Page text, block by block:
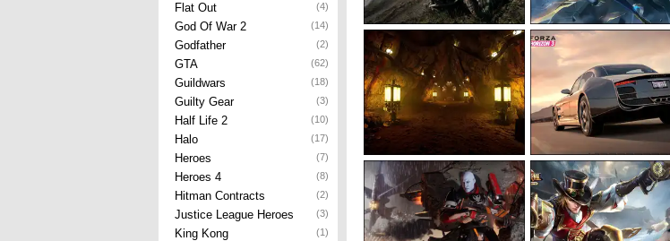
Flat Out (4)
God Of War 2 (14)
Godfather (2)
GTA (62)
Guildwars (18)
Guilty Gear (3)
Half Life 2 (10)
Halo (17)
Heroes (7)
Heroes 4 (8)
Hitman Contracts (2)
Justice League Heroes (3)
King Kong (1)